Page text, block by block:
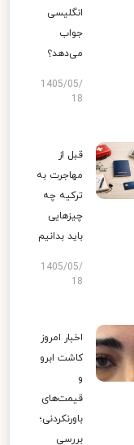
انگلیسی
جواب
می‌دهد؟
1405/05/
18
قبل از
مهاجرت به
ترکیه چه
چیزهایی
باید بدانیم
1405/05/
18
اخبار امروز
کاشت ابرو
قیمت‌های
باورنکردنی؛
بررسی